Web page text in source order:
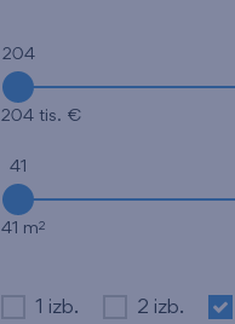
204
204 tis. €
41
41 m2
1 izb. 2 izb.